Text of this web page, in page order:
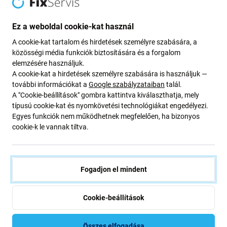
gyártói kijelzőhöz képest.
Előnyök:
Alacsony ár
Hátrányok:
Csökkentett fényerő
Alacsonyabb megbízhatóság
Nem támogatja a Allways on display* funkciót
PRO OLED és az eredeti kijelzőhöz képest*
Vastagabb kijelzőpanel az Aftermarket PRO OLED és
Ez a weboldal cookie-kat használ
A cookie-kat tartalom és hirdetések személyre szabására, a
közösségi média funkciók biztosítására és a forgalom
elemzésére használjuk.
A cookie-kat a hirdetések személyre szabására is használjuk —
további információkat a Google szabályzataiban talál.
A "Cookie-beállítások" gombra kattintva kiválaszthatja, mely
típusú cookie-kat és nyomkövetési technológiákat engedélyezi.
Egyes funkciók nem működhetnek megfelelően, ha bizonyos
cookie-k le vannak tiltva.
Fogadjon el mindent
Cookie-beállítások